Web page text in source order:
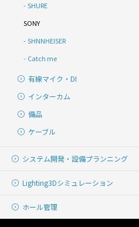
SHURE
SONY
SHNNHEISER
Catch me
有線マイク・DI
インターカム
備品
ケーブル
システム開発・ 設備プランニング
Lighting3Dシミュレーション
ホール管理